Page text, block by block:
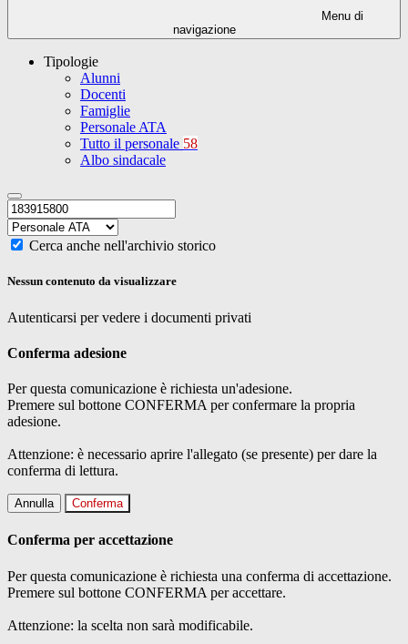
Menu di
navigazione
Tipologie
Alunni
Docenti
Famiglie
Personale ATA
Tutto il personale 58
Albo sindacale
Cerca anche nell'archivio storico
Nessun contenuto da visualizzare
Autenticarsi per vedere i documenti privati
Conferma adesione
Per questa comunicazione è richiesta un'adesione.
Premere sul bottone CONFERMA per confermare la propria
adesione.
Attenzione: è necessario aprire l'allegato (se presente) per dare la
conferma di lettura.
Annulla Conferma
Conferma per accettazione
Per questa comunicazione è richiesta una conferma di accettazione.
Premere sul bottone CONFERMA per accettare.
Attenzione: la scelta non sarà modificabile.